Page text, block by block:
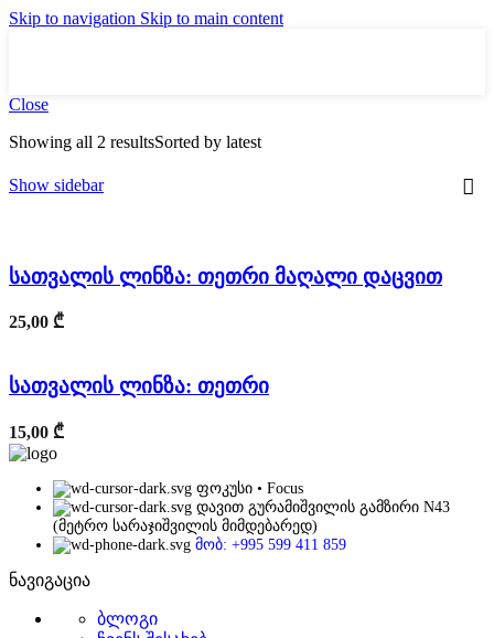
Skip to navigation Skip to main content
Close
Showing all 2 resultsSorted by latest
Show sidebar
სათვალის ლინზა: თეთრი მაღალი დაცვით
25,00 ₾
სათვალის ლინზა: თეთრი
15,00 ₾
ფოკუსი • Focus
დავით გურამიშვილის გამზირი N43
(მეტრო სარაჯიშვილის მიმდებარედ)
მობ: +995 599 411 859
ნავიგაცია
ბლოგი